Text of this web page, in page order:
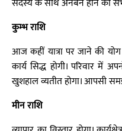
सदस्य के साथ अनबन होने की
कुम्भ राशि
आज कहीं यात्रा पर जाने की
कार्य सिद्ध होगी। परिवार में
खुशहाल व्यतीत होगा। आपसी
मीन राशि